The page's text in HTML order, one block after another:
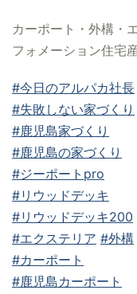
カーポート・外構・
フォメーション住宅
#今日のアルパカ社長
#失敗しない家づくり
#鹿児島家づくり
#鹿児島の家づくり
#ジーポートpro
#リウッドデッキ
#リウッドデッキ200
#エクステリア #外構
#カーポート
#鹿児島カーポート